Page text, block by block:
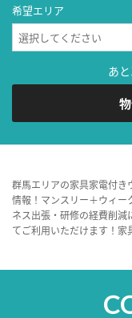
希望エリア
あ
群馬エリアの家具家電付き
情報！マンスリー＋ウィー
ネス出張・研修の経費削減
てご利用いただけます！家